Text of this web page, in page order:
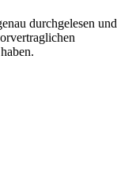
durchgelesen und